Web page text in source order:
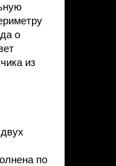
о
из
по